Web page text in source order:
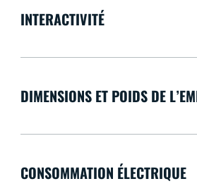
INTERACTIVITÉ
DIMENSIONS ET POIDS DE
CONSOMMATION ÉLECTRIQUE